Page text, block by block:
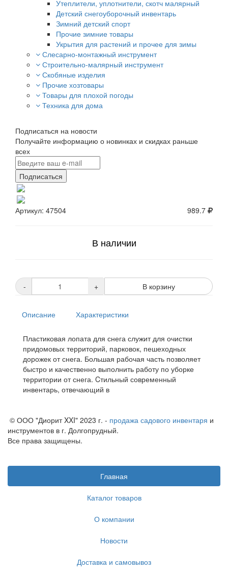
Утеплители, уплотнители, скотч малярный
Детский снегоуборочный инвентарь
Зимний детский спорт
Прочие зимние товары
Укрытия для растений и прочее для зимы
Слесарно-монтажный инструмент
Строительно-малярный инструмент
Скобяные изделия
Прочие хозтовары
Товары для плохой погоды
Техника для дома
Подписаться на новости
Получайте информацию о новинках и скидках раньше
всех
Подписаться
Артикул: 47504 989.7
В наличии
- + В корзину
Описание Характеристики
Пластиковая лопата для снега служит для очистки
придомовых территорий, парковок, пешеходных
дорожек от снега. Большая рабочая часть позволяет
быстро и качественно выполнить работу по уборке
территории от снега. Cтильный современный
инвентарь, отвечающий в
© ООО "Диорит XXI" 2023 г. - продажа садового инвентаря и
инструментов в г. Долгопрудный.
Все права защищены.
Главная
Каталог товаров
О компании
Новости
Доставка и самовывоз